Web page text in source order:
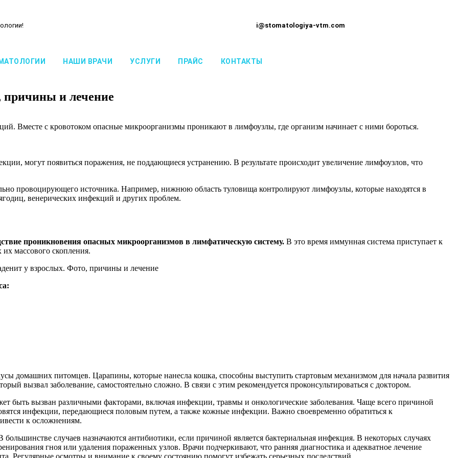
i@stomatologiya-vtm.com
НАШИ ВРАЧИ УСЛУГИ ПРАЙС КОНТАКТЫ
и лечение
Вместе с кровотоком опасные микроорганизмы проникают в лимфоузлы, где организм начинает с ними бороться.
могут появиться поражения, не поддающиеся устранению. В результате происходит увеличение лимфоузлов, что
провоцирующего источника. Например, нижнюю область туловища контролируют лимфоузлы, которые находятся в
венерических инфекций и других проблем.
проникновения опасных микроорганизмов в лимфатическую систему. В это время иммунная система приступает к
массового скопления.
домашних питомцев. Царапины, которые нанесла кошка, способны выступить стартовым механизмом для начала развития
вызвал заболевание, самостоятельно сложно. В связи с этим рекомендуется проконсультироваться с доктором.
быть вызван различными факторами, включая инфекции, травмы и онкологические заболевания. Чаще всего причиной
инфекции, передающиеся половым путем, а также кожные инфекции. Важно своевременно обратиться к
к осложнениям.
случаев назначаются антибиотики, если причиной является бактериальная инфекция. В некоторых случаях
гноя или удаления пораженных узлов. Врачи подчеркивают, что ранняя диагностика и адекватное лечение
Регулярные осмотры и внимание к своему состоянию помогут избежать серьезных последствий.